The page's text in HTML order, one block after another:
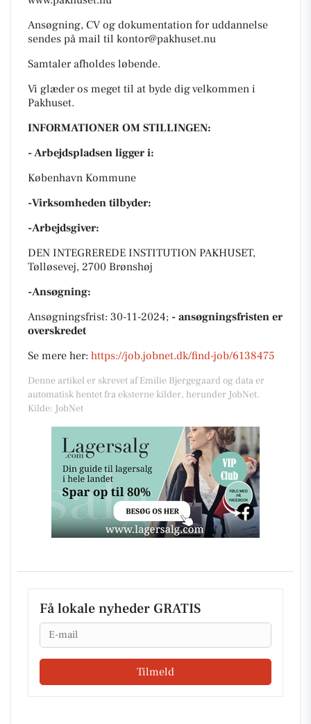
Ansøgning, CV og dokumentation for uddannelse
sendes på mail til kontor@pakhuset.nu
Samtaler afholdes løbende.
Vi glæder os meget til at byde dig velkommen i
Pakhuset.
INFORMATIONER OM STILLINGEN:
- Arbejdspladsen ligger i:
København Kommune
-Virksomheden tilbyder:
-Arbejdsgiver:
DEN INTEGREREDE INSTITUTION PAKHUSET,
Tølløsevej, 2700 Brønshøj
-Ansøgning:
Ansøgningsfrist: 30-11-2024; - ansøgningsfristen er
overskredet
Se mere her: https://job.jobnet.dk/find-job/6138475
Denne artikel er skrevet af Emilie Bjergegaard og data er
automatisk hentet fra eksterne kilder, herunder JobNet.
Kilde: JobNet
Få lokale nyheder GRATIS
Email
Tilmeld